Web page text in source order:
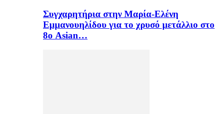
Συγχαρητήρια στην Μαρία-Ελένη
Εμμανουηλίδου για το χρυσό μετάλλιο στο
8ο Asian…